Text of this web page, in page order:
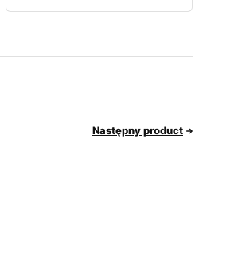
Następny product